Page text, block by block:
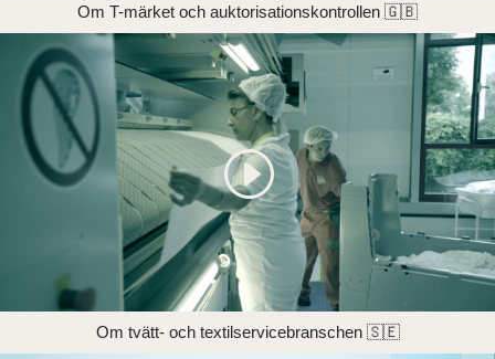
Om T-märket och auktorisationskontrollen 🇬🇧
Om tvätt- och textilservicebranschen 🇸🇪